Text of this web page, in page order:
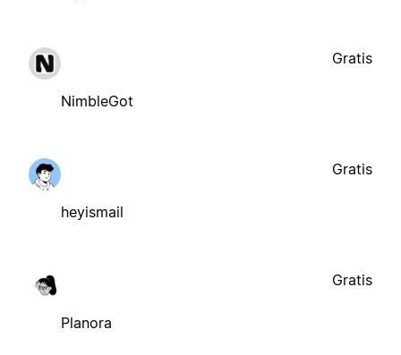
NimbleGot
Gratis
heyismail
Gratis
Planora
Gratis